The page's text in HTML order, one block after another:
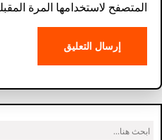
المتصفح لاستخدامها المرة